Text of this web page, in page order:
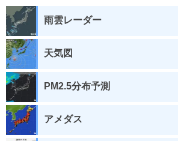
雨雲レーダー
天気図
PM2.5分布予測
アメダス